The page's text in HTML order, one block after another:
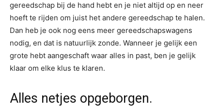
gereedschap bij de hand hebt en je niet altijd op en neer
hoeft te rijden om juist het andere gereedschap te halen.
Dan heb je ook nog eens meer gereedschapswagens
nodig, en dat is natuurlijk zonde. Wanneer je gelijk een
grote hebt aangeschaft waar alles in past, ben je gelijk
klaar om elke klus te klaren.
Alles netjes opgeborgen.